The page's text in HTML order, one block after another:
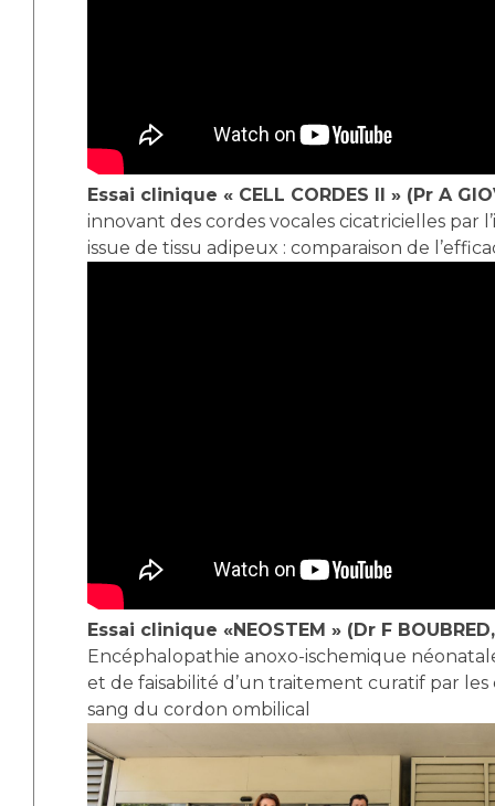
Essai clinique « CELL CORDES II » (Pr A
innovant des cordes vocales cicatricielles par
issue de tissu adipeux : comparaison de
Essai clinique «NEOSTEM » (Dr F
Encéphalopathie anoxo-ischemique
et de faisabilité d’un traitement curatif par
sang du cordon ombilical